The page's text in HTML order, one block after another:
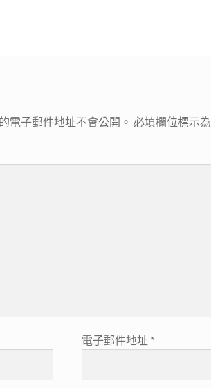
電子郵件地址不會公開。 必填欄位標示為
電子郵件地址 *